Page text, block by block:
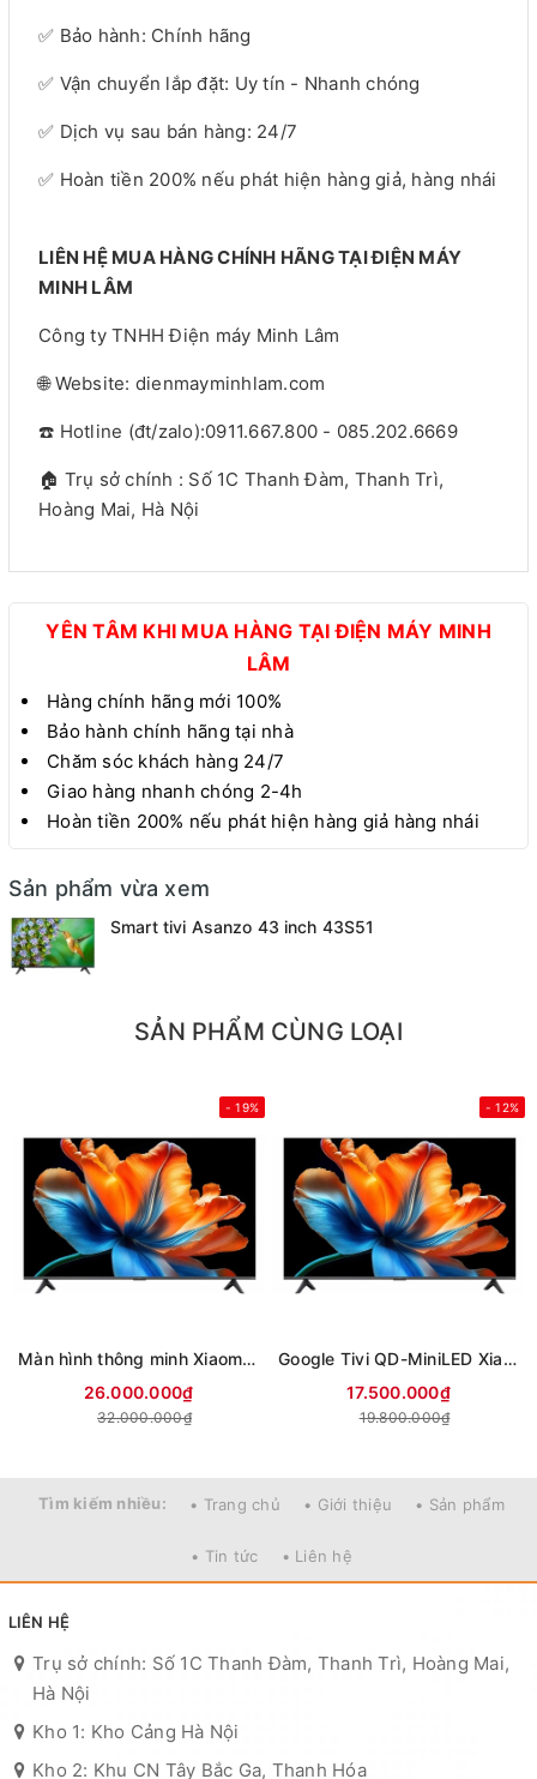
✅ Bảo hành: Chính hãng
✅ Vận chuyển lắp đặt: Uy tín - Nhanh chóng
✅ Dịch vụ sau bán hàng: 24/7
✅ Hoàn tiền 200% nếu phát hiện hàng giả, hàng nhái
LIÊN HỆ MUA HÀNG CHÍNH HÃNG TẠI ĐIỆN MÁY
MINH LÂM
Công ty TNHH Điện máy Minh Lâm
🌐 Website: dienmayminhlam.com
☎️ Hotline (đt/zalo):0911.667.800 - 085.202.6669
🏠 Trụ sở chính : Số 1C Thanh Đàm, Thanh Trì,
Hoàng Mai, Hà Nội
YÊN TÂM KHI MUA HÀNG TẠI ĐIỆN MÁY MINH
LÂM
Hàng chính hãng mới 100%
Bảo hành chính hãng tại nhà
Chăm sóc khách hàng 24/7
Giao hàng nhanh chóng 2-4h
Hoàn tiền 200% nếu phát hiện hàng giả hàng nhái
Sản phẩm vừa xem
Smart tivi Asanzo 43 inch 43S51
SẢN PHẨM CÙNG LOẠI
- 19%
Màn hình thông minh Xiaomi 4K 85 inch Smart Display S L85MC-STWN (Mới 2026)
26.000.000₫
32.000.000₫
- 12%
Google Tivi QD-MiniLED Xiaomi S 4K 75 inch L75MC-SSEA (Mới 2026)
17.500.000₫
19.800.000₫
Tìm kiếm nhiều: • Trang chủ • Giới thiệu • Sản phẩm
• Tin tức • Liên hệ
LIÊN HỆ
Trụ sở chính: Số 1C Thanh Đàm, Thanh Trì, Hoàng Mai,
Hà Nội
Kho 1: Kho Cảng Hà Nội
Kho 2: Khu CN Tây Bắc Ga, Thanh Hóa